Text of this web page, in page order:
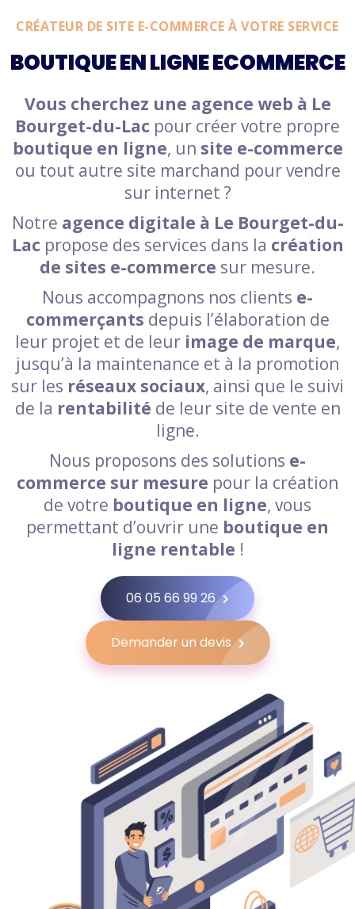
CRÉATEUR DE SITE E-COMMERCE À VOTRE SERVICE
BOUTIQUE EN LIGNE ECOMMERCE
Vous cherchez une agence web à Le
Bourget-du-Lac pour créer votre propre
boutique en ligne, un site e-commerce
ou tout autre site marchand pour vendre
sur internet ?
Notre agence digitale à Le Bourget-du-
Lac propose des services dans la création
de sites e-commerce sur mesure.
Nous accompagnons nos clients e-
commerçants depuis l’élaboration de
leur projet et de leur image de marque,
jusqu’à la maintenance et à la promotion
sur les réseaux sociaux, ainsi que le suivi
de la rentabilité de leur site de vente en
ligne.
Nous proposons des solutions e-
commerce sur mesure pour la création
de votre boutique en ligne, vous
permettant d’ouvrir une boutique en
ligne rentable !
06 05 66 99 26
Demander un devis